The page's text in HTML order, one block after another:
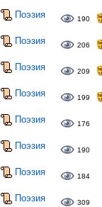
Поэзия 190
Поэзия 206
Поэзия 209
Поэзия 199
Поэзия 176
Поэзия 190
Поэзия 184
Поэзия 309